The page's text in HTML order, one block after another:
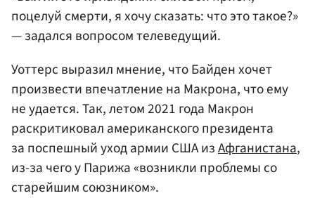
поцелуй смерти, я хочу сказать: что это такое?»
— задался вопросом телеведущий.
Уоттерс выразил мнение, что Байден хочет
произвести впечатление на Макрона, что ему
не удается. Так, летом 2021 года Макрон
раскритиковал американского президента
за поспешный уход армии США изАфганистана,
из-за чего у Парижа «возникли проблемы со
старейшим союзником».